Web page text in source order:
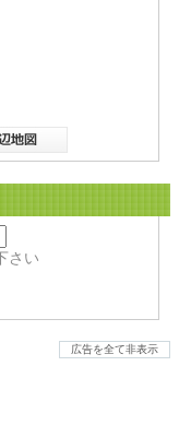
さい
広告を全て非表示